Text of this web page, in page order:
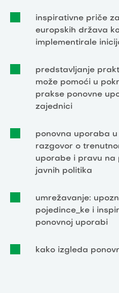
inspirativne priče
europskih država
implementirale
predstavljanje
može pomoći u
prakse ponovne
zajednici
ponovna uporaba
razgovor o
uporabe i pravu na
javnih politika
umrežavanje:
pojedince_ke i
ponovnoj uporabi
kako izgleda